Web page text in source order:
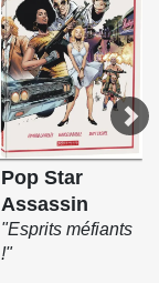
Pop Star
Assassin
"Esprits méfiants
!"